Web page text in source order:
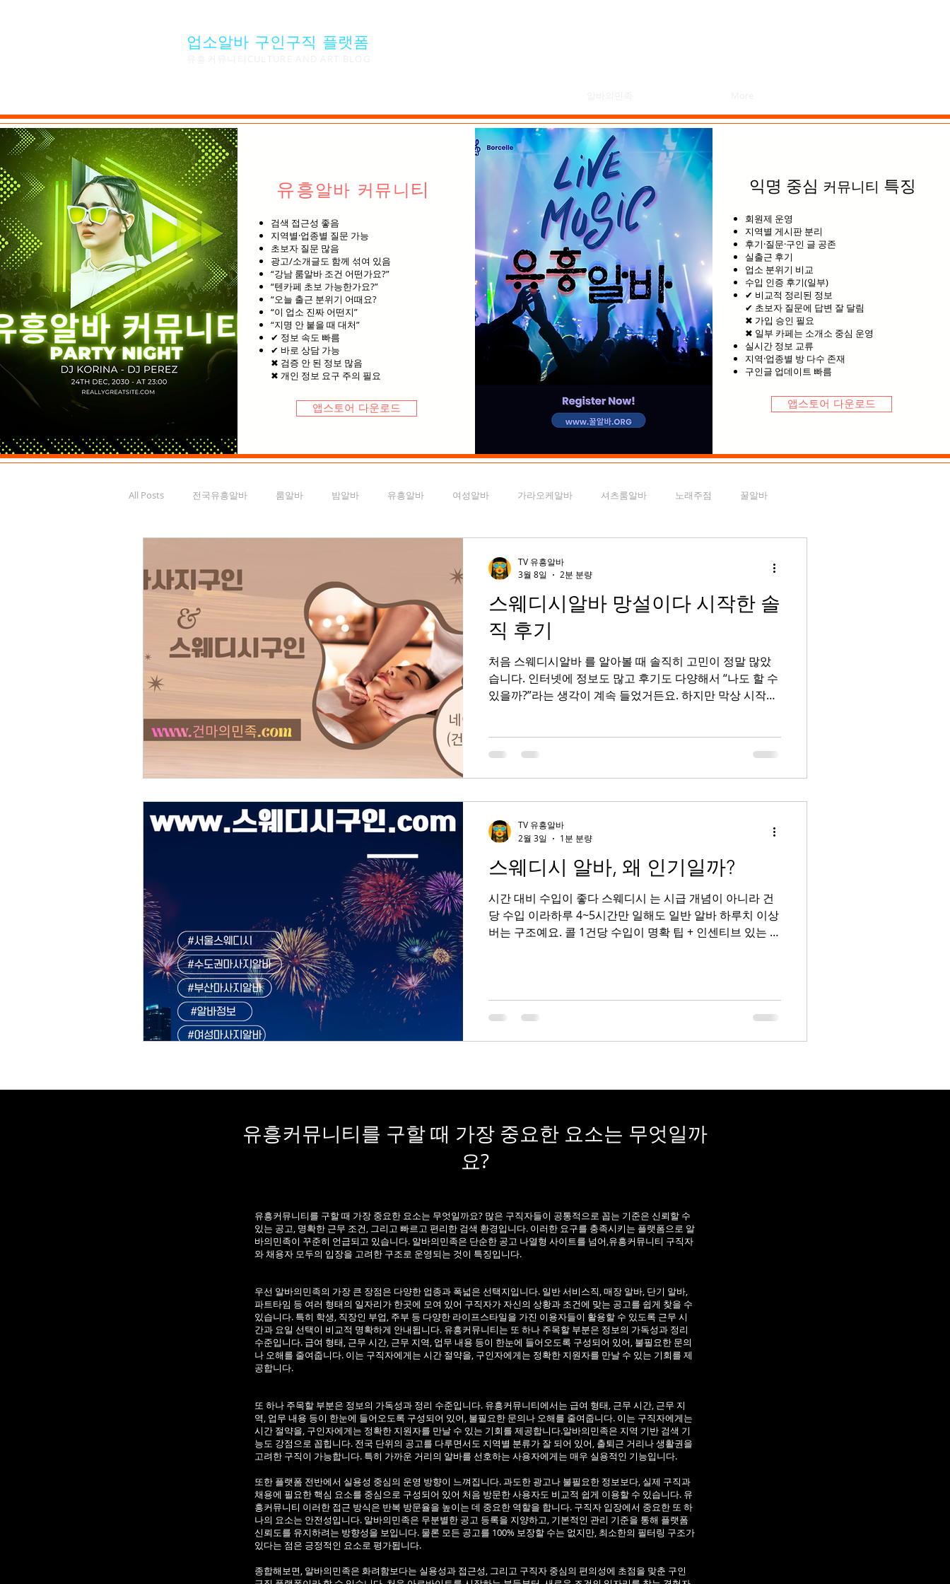
업소알바 구인구직 플랫폼
유흥알바 커뮤니티
검색 접근성 좋음
지역별·업종별 질문 가능
초보자 질문 많음
광고/소개글도 함께 섞여 있음
“강남 룸알바 조건 어떤가요?”
“텐카페 초보 가능한가요?”
“오늘 출근 분위기 어때요?
“이 업소 진짜 어떤지”
“지명 안 붙을 때 대처”
✔ 정보 속도 빠름
✔ 바로 상담 가능
✖ 검증 안 된 정보 많음
✖ 개인 정보 요구 주의 필요
앱스토어 다운로드
익명 중심 커뮤니티 특징
회원제 운영
지역별 게시판 분리
후기·질문·구인 글 공존
실출근 후기
업소 분위기 비교
수입 인증 후기(일부)
✔ 비교적 정리된 정보
✔ 초보자 질문에 답변 잘 달림
✖ 가입 승인 필요
✖ 일부 카페는 소개소 중심 운영
실시간 정보 교류
지역·업종별 방 다수 존재
구인글 업데이트 빠름
앱스토어 다운로드
All Posts 전국유흥알바 룸알바 밤알바 유흥알바 여성알바 가라오케알바 셔츠룸알바 노래주점 꿀알바
서울마사지알바 스웨디시알바 스웨디시구인 마사지알바 마사지구인 전국마사지알바 전국스웨디시
스웨디시비교가이드 직장인스웨디시 스웨디시부업 부업트렌드 찰옥수수농사 찰옥수수재배
스웨디시알바 망설이다 시작한 솔
직 후기
처음 스웨디시알바 를 알아볼 때 솔직히 고민이 정말 많았
습니다. 인터넷에 정보도 많고 후기도 다양해서 “나도 할 수
있을까?”라는 생각이 계속 들었거든요. 하지만 막상 시작해
웨디시알바 처음에는 걱정이 많았던 이유 처음 스웨디시알
바를 검색했을 때 가장 걱정했던 부분은 크게 세 가지였습
손님 응대가 힘들지 않을까 걱정했습니다. 두 번째는 근무
환경 이었습니다. 어떤 업소인지, 분위기는 어떤지 알 수 없
기 때문에 안전한 곳인지 고민이 많았습니다. 세 번째는 수
입이 실제로 괜찮은지 였습니다. 인터넷에서는 고수입이라
고 하지만 현실과 차이가 있을까 봐 쉽게 결정하지 못했습
TV 유흥알바
3월 8일
2분 분량
스웨디시 알바, 왜 인기일까?
시간 대비 수입이 좋다 스웨디시 는 시급 개념이 아니라 건
당 수입 이라하루 4~5시간만 일해도 일반 알바 하루치 이상
버는 구조예요. 콜 1건당 수입이 명확 팁 + 인센티브 있는 곳
육부터 시작 하는 업소가 대부분이에요. 테크닉 위주라 부
담 적음 대화·접객 스트레스 낮은 편 외모·나이 조건이 상대
곳 많음 야간·심야
TV 유흥알바
2월 3일
1분 분량
유흥커뮤니티를 구할 때 가장 중요한 요소는 무엇일까
요?
유흥커뮤니티를 구할 때 가장 중요한 요소는 무엇일까요? 많은 구직자들이 공통적으로 꼽는 기준은 신뢰할 수
있는 공고, 명확한 근무 조건, 그리고 빠르고 편리한 검색 환경입니다. 이러한 요구를 충족시키는 플랫폼으로 알
바의민족이 꾸준히 언급되고 있습니다. 알바의민족은 단순한 공고 나열형 사이트를 넘어,유흥커뮤니티 구직자
와 채용자 모두의 입장을 고려한 구조로 운영되는 것이 특징입니다.
우선 알바의민족의 가장 큰 장점은 다양한 업종과 폭넓은 선택지입니다. 일반 서비스직, 매장 알바, 단기 알바,
파트타임 등 여러 형태의 일자리가 한곳에 모여 있어 구직자가 자신의 상황과 조건에 맞는 공고를 쉽게 찾을 수
있습니다. 특히 학생, 직장인 부업, 주부 등 다양한 라이프스타일을 가진 이용자들이 활용할 수 있도록 근무 시
간과 요일 선택이 비교적 명확하게 안내됩니다. 유흥커뮤니티는 또 하나 주목할 부분은 정보의 가독성과 정리
수준입니다. 급여 형태, 근무 시간, 근무 지역, 업무 내용 등이 한눈에 들어오도록 구성되어 있어, 불필요한 문의
나 오해를 줄여줍니다. 이는 구직자에게는 시간 절약을, 구인자에게는 정확한 지원자를 만날 수 있는 기회를 제
공합니다.
또 하나 주목할 부분은 정보의 가독성과 정리 수준입니다. 유흥커뮤니티에서는 급여 형태, 근무 시간, 근무 지
역, 업무 내용 등이 한눈에 들어오도록 구성되어 있어, 불필요한 문의나 오해를 줄여줍니다. 이는 구직자에게는
시간 절약을, 구인자에게는 정확한 지원자를 만날 수 있는 기회를 제공합니다.알바의민족은 지역 기반 검색 기
능도 강점으로 꼽힙니다. 전국 단위의 공고를 다루면서도 지역별 분류가 잘 되어 있어, 출퇴근 거리나 생활권을
고려한 구직이 가능합니다. 특히 가까운 거리의 알바를 선호하는 사용자에게는 매우 실용적인 기능입니다.
또한 플랫폼 전반에서 실용성 중심의 운영 방향이 느껴집니다. 과도한 광고나 불필요한 정보보다, 실제 구직과
채용에 필요한 핵심 요소를 중심으로 구성되어 있어 처음 방문한 사용자도 비교적 쉽게 이용할 수 있습니다. 유
흥커뮤니티 이러한 접근 방식은 반복 방문율을 높이는 데 중요한 역할을 합니다. 구직자 입장에서 중요한 또 하
나의 요소는 안전성입니다. 알바의민족은 무분별한 공고 등록을 지양하고, 기본적인 관리 기준을 통해 플랫폼
신뢰도를 유지하려는 방향성을 보입니다. 물론 모든 공고를 100% 보장할 수는 없지만, 최소한의 필터링 구조가
있다는 점은 긍정적인 요소로 평가됩니다.
종합해보면, 알바의민족은 화려함보다는 실용성과 접근성, 그리고 구직자 중심의 편의성에 초점을 맞춘 구인